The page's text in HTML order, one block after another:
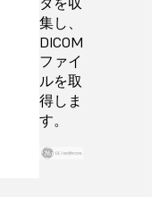
集し、
DICOM
ファイ
ルを取
得しま
す。